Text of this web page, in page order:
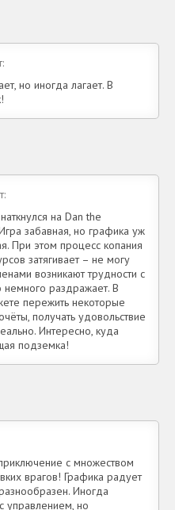
но иногда лагает. В
на Dan the
забавная, но графика уж
При этом процесс копания
затягивает – не могу
возникают трудности с
немного раздражает. В
пережить некоторые
получать удовольствие
Интересно, куда
подземка!
с множеством
врагов! Графика радует
Иногда
управлением, но